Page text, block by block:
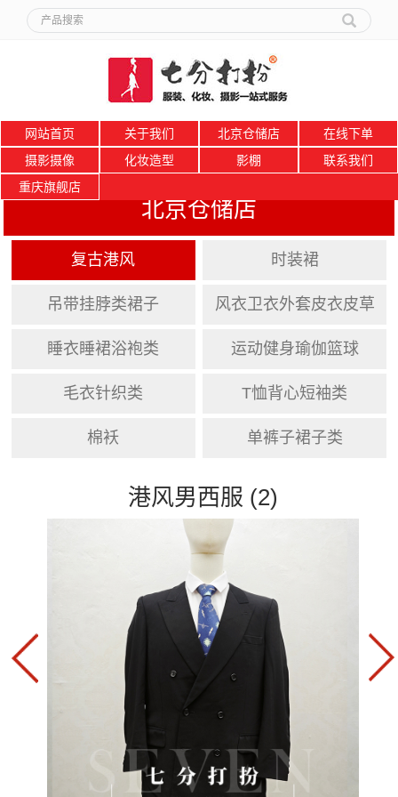
网站首页 关于我们 北京仓储店
在线下单
摄影摄像
化妆造型 影棚
联系我们
重庆旗舰店
北京仓储店
复古港风 时装裙
吊带挂脖类裙子 风衣卫衣外套皮衣皮草
睡衣睡裙浴袍类 运动健身瑜伽篮球
毛衣针织类 T恤背心短袖类
棉袄 单裤子裙子类
港风男西服 (2)